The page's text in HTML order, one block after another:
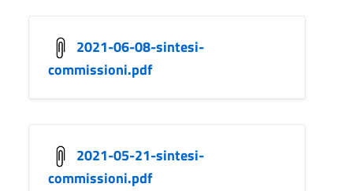
2021-06-08-sintesi-
commissioni.pdf
2021-05-21-sintesi-
commissioni.pdf